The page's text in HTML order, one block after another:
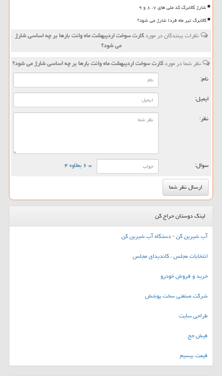
شارژ کالابرگ کد ملی های ۷، ۸ و ۹
کالابرگ تیر ماه فردا شارژ می شود؟
نظرات بینندگان در موردكارت سوخت اردیبهشت ماه وانت بارها بر چه اساسی شارژ
می شود؟
نظر شما در موردكارت سوخت اردیبهشت ماه وانت بارها بر چه اساسی شارژ می شود؟
نام:
ایمیل:
نظر:
سوال: = ۶ بعلاوه ۴
لینک دوستان حراج کن
آب شیرین کن - دستگاه آب شیرین کن
انتخابات مجلس ، کاندیدای مجلس
خرید و فروش خودرو
شرکت صنعتی سخت پوشش
طراحی سایت
فیش حج
قیمت بیسیم